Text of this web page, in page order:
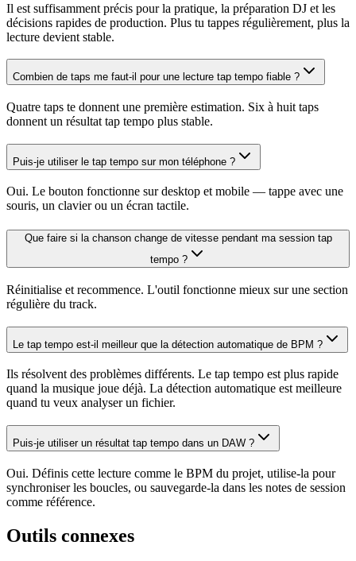
Il est suffisamment précis pour la pratique, la préparation DJ et les
décisions rapides de production. Plus tu tappes régulièrement, plus la
lecture devient stable.
Combien de taps me faut-il pour une lecture tap tempo fiable ?
Quatre taps te donnent une première estimation. Six à huit taps
donnent un résultat tap tempo plus stable.
Puis-je utiliser le tap tempo sur mon téléphone ?
Oui. Le bouton fonctionne sur desktop et mobile — tappe avec une
souris, un clavier ou un écran tactile.
Que faire si la chanson change de vitesse pendant ma session tap
tempo ?
Réinitialise et recommence. L'outil fonctionne mieux sur une section
régulière du track.
Le tap tempo est-il meilleur que la détection automatique de BPM ?
Ils résolvent des problèmes différents. Le tap tempo est plus rapide
quand la musique joue déjà. La détection automatique est meilleure
quand tu veux analyser un fichier.
Puis-je utiliser un résultat tap tempo dans un DAW ?
Oui. Définis cette lecture comme le BPM du projet, utilise-la pour
synchroniser les boucles, ou sauvegarde-la dans les notes de session
comme référence.
Outils connexes